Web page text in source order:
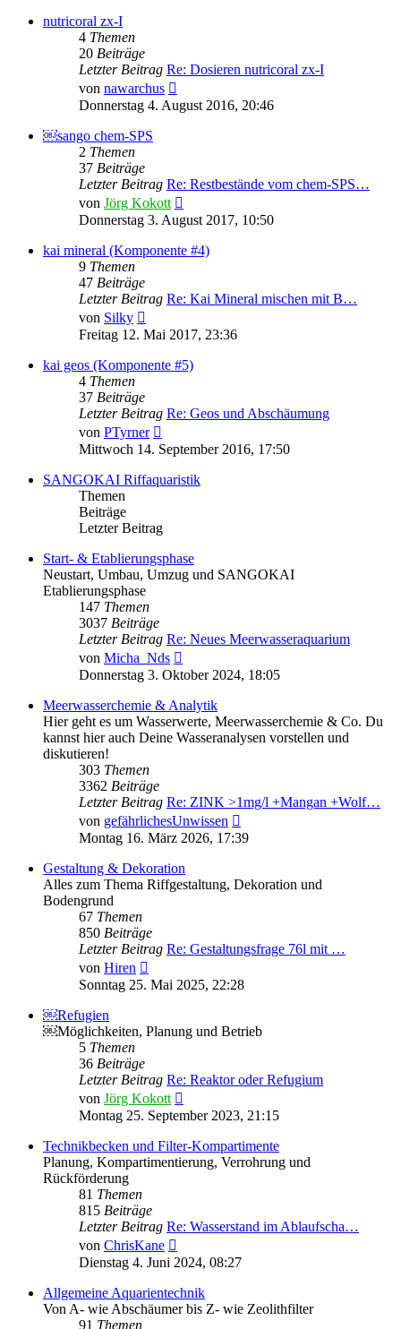
nutricoral zx-I
4 Themen
20 Beiträge
Letzter Beitrag Re: Dosieren nutricoral zx-I
von nawarchus
Beitrag
Donnerstag 4. August 2016, 20:46
￼sango chem-SPS
2 Themen
37 Beiträge
Letzter Beitrag Re: Restbestände vom chem-SPS…
von Jörg Kokott
Beitrag
Donnerstag 3. August 2017, 10:50
kai mineral (Komponente #4)
9 Themen
47 Beiträge
Letzter Beitrag Re: Kai Mineral mischen mit B…
von Silky
Beitrag
Freitag 12. Mai 2017, 23:36
kai geos (Komponente #5)
4 Themen
37 Beiträge
Letzter Beitrag Re: Geos und Abschäumung
von PTyrner
Beitrag
Mittwoch 14. September 2016, 17:50
SANGOKAI Riffaquaristik
Themen
Beiträge
Letzter Beitrag
Start- & Etablierungsphase
Neustart, Umbau, Umzug und SANGOKAI
Etablierungsphase
147 Themen
3037 Beiträge
Letzter Beitrag Re: Neues Meerwasseraquarium
von Micha_Nds
Beitrag
Donnerstag 3. Oktober 2024, 18:05
Meerwasserchemie & Analytik
Hier geht es um Wasserwerte, Meerwasserchemie & Co. Du
kannst hier auch Deine Wasseranalysen vorstellen und
diskutieren!
303 Themen
3362 Beiträge
Letzter Beitrag Re: ZINK >1mg/l +Mangan +Wolf…
von gefährlichesUnwissen
Beitrag
Montag 16. März 2026, 17:39
Gestaltung & Dekoration
Alles zum Thema Riffgestaltung, Dekoration und
Bodengrund
67 Themen
850 Beiträge
Letzter Beitrag Re: Gestaltungsfrage 76l mit …
von Hiren
Beitrag
Sonntag 25. Mai 2025, 22:28
￼Refugien
￼Möglichkeiten, Planung und Betrieb
5 Themen
36 Beiträge
Letzter Beitrag Re: Reaktor oder Refugium
von Jörg Kokott
Beitrag
Montag 25. September 2023, 21:15
Technikbecken und Filter-Kompartimente
Planung, Kompartimentierung, Verrohrung und
Rückförderung
81 Themen
815 Beiträge
Letzter Beitrag Re: Wasserstand im Ablaufscha…
von ChrisKane
Beitrag
Dienstag 4. Juni 2024, 08:27
Allgemeine Aquarientechnik
Von A- wie Abschäumer bis Z- wie Zeolithfilter
91 Themen